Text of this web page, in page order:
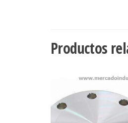
Productos